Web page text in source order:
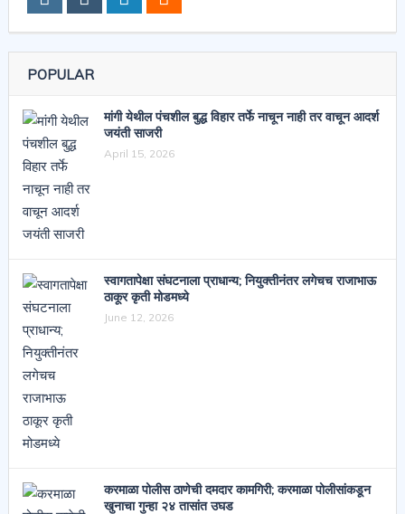
POPULAR
मांगी येथील पंचशील बुद्ध विहार तर्फे नाचून नाही तर वाचून आदर्श
जयंती साजरी
April 15, 2026
स्वागतापेक्षा संघटनाला प्राधान्य; नियुक्तीनंतर लगेचच राजाभाऊ
ठाकूर कृती मोडमध्ये
June 12, 2026
करमाळा पोलीस ठाणेची दमदार कामगिरी; करमाळा पोलीसांकडून
खुनाचा गुन्हा २४ तासांत उघड